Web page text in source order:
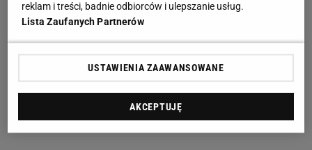
reklam i treści, badnie odbiorców i ulepszanie usług.
Lista Zaufanych Partnerów
USTAWIENIA ZAAWANSOWANE
AKCEPTUJĘ